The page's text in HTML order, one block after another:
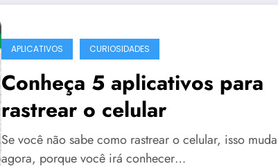
APLICATIVOS CURIOSIDADES
Conheça 5 aplicativos para
rastrear o celular
Se você não sabe como rastrear o celular, isso
agora, porque você irá conhecer…